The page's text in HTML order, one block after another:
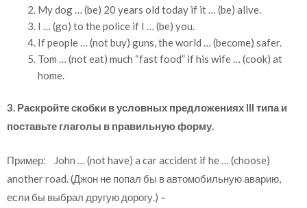
My dog … (be) 20 years old today if it … (be) alive.
I … (go) to the police if I … (be) you.
If people … (not buy) guns, the world … (become) safer.
Tom … (not eat) much “fast food” if his wife … (cook) at
home.
3. Раскройте скобки в условных предложениях III типа и
поставьте глаголы в правильную форму.
Пример: John … (not have) a car accident if he … (choose)
another road. (Джон не попал бы в автомобильную аварию,
если бы выбрал другую дорогу.) –